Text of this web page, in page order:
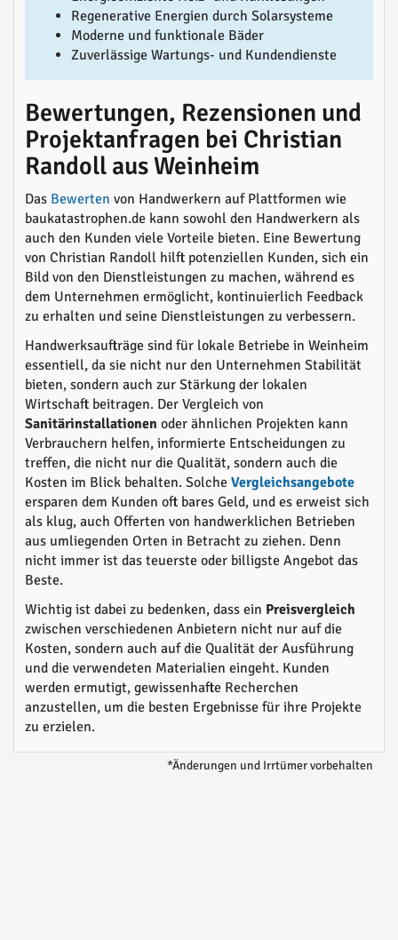
Regenerative Energien durch Solarsysteme
Moderne und funktionale Bäder
Zuverlässige Wartungs- und Kundendienste
Bewertungen, Rezensionen und
Projektanfragen bei Christian
Randoll aus Weinheim
Das Bewerten von Handwerkern auf Plattformen wie
baukatastrophen.de kann sowohl den Handwerkern als
auch den Kunden viele Vorteile bieten. Eine Bewertung
von Christian Randoll hilft potenziellen Kunden, sich ein
Bild von den Dienstleistungen zu machen, während es
dem Unternehmen ermöglicht, kontinuierlich Feedback
zu erhalten und seine Dienstleistungen zu verbessern.
Handwerksaufträge sind für lokale Betriebe in Weinheim
essentiell, da sie nicht nur den Unternehmen Stabilität
bieten, sondern auch zur Stärkung der lokalen
Wirtschaft beitragen. Der Vergleich von
Sanitärinstallationen oder ähnlichen Projekten kann
Verbrauchern helfen, informierte Entscheidungen zu
treffen, die nicht nur die Qualität, sondern auch die
Kosten im Blick behalten. Solche Vergleichsangebote
ersparen dem Kunden oft bares Geld, und es erweist sich
als klug, auch Offerten von handwerklichen Betrieben
aus umliegenden Orten in Betracht zu ziehen. Denn
nicht immer ist das teuerste oder billigste Angebot das
Beste.
Wichtig ist dabei zu bedenken, dass ein Preisvergleich
zwischen verschiedenen Anbietern nicht nur auf die
Kosten, sondern auch auf die Qualität der Ausführung
und die verwendeten Materialien eingeht. Kunden
werden ermutigt, gewissenhafte Recherchen
anzustellen, um die besten Ergebnisse für ihre Projekte
zu erzielen.
*Änderungen und Irrtümer vorbehalten